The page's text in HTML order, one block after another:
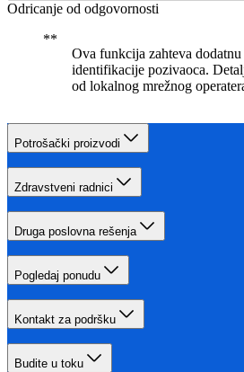
Odricanje od odgovornosti
Ova funkcija zahteva
identifikacije pozivaoca.
od lokalnog mrežnog
Potrošački proizvodi
Zdravstveni radnici
Druga poslovna rešenja
Pogledaj ponudu
Kontakt za podršku
Budite u toku